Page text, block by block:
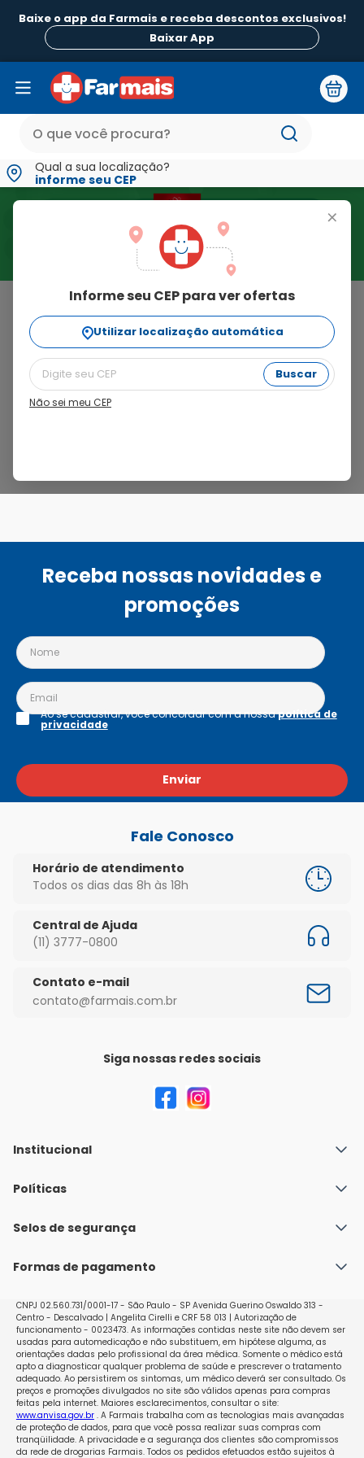
Baixe o app da Farmais e receba descontos exclusivos!
Baixar App
Qual a sua localização?
informe seu CEP
+
Informe seu CEP para ver ofertas
Utilizar localização automática
Buscar
Não sei meu CEP
Alergia
Resultado para "Alergia"
Filtros
Receba nossas novidades e
promoções
Enviar
Ao se cadastrar, você concordar com a nossapolítica de
privacidade
Fale Conosco
Horário de atendimento
Todos os dias das 8h às 18h
Central de Ajuda
(11) 3777-0800
Contato e-mail
contato@farmais.com.br
Siga nossas redes sociais
Institucional
Quem Somos
Nossas lojas
Políticas
Política de Envio
Políticas de Trocas e Devoluções
Selos de segurança
Formas de pagamento
CNPJ 02.560.731/0001-17 - São Paulo - SP Avenida Guerino Oswaldo 313 -
Centro - Descalvado | Angelita Cirelli e CRF 58 013 | Autorização de
funcionamento - 0023473. As informações contidas neste site não devem ser
usadas para automedicação e não substituem, em hipótese alguma, as
orientações dadas pelo profissional da área médica. Somente o médico está
apto a diagnosticar qualquer problema de saúde e prescrever o tratamento
adequado. Ao persistirem os sintomas, um médico deverá ser consultado. Os
preços e promoções divulgados no site são válidos apenas para compras
feitas pela internet. Maiores esclarecimentos, consultar o site:
www.anvisa.gov.br. A Farmais trabalha com as tecnologias mais avançadas
de proteção de dados, para que você possa realizar suas compras com
tranqüilidade. A privacidade e a segurança dos clientes são compromissos
da rede de drogarias Farmais. Todos os pedidos efetuados estão sujeitos à